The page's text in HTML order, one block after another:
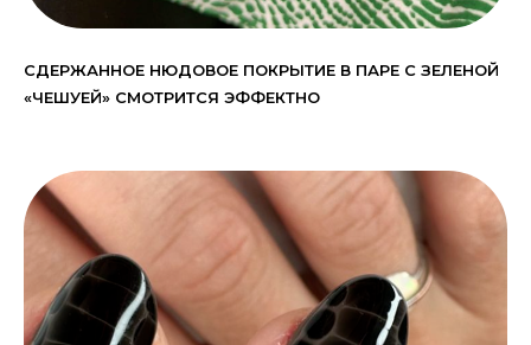
СДЕРЖАННОЕ НЮДОВОЕ ПОКРЫТИЕ В ПАРЕ С ЗЕЛЕНОЙ
«ЧЕШУЕЙ» СМОТРИТСЯ ЭФФЕКТНО